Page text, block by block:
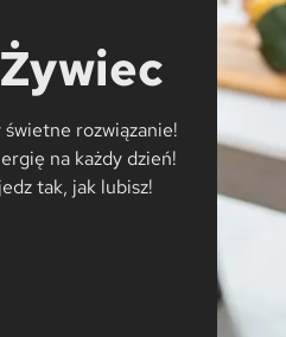
rozwiązanie!
na każdy dzień!
tak, jak lubisz!